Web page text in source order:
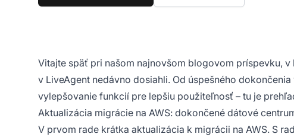
Vitajte späť pri našom najnovšom blogovom príspevku,
v LiveAgent nedávno dosiahli. Od úspešného
vylepšovanie funkcií pre lepšiu použiteľnosť – tu je
Aktualizácia migrácie na AWS: dokončené dátové
V prvom rade krátka aktualizácia k migrácii na AWS. S